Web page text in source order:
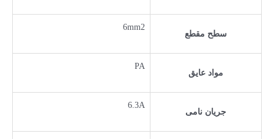
سطح مقطع
6mm2
مواد عایق
PA
جریان نامی
6.3A